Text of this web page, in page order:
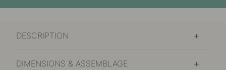
DESCRIPTION
DIMENSIONS & ASSEMBLAGE